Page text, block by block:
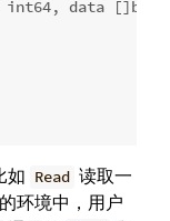
int64, data
如 Read 读取一
环境中，用户